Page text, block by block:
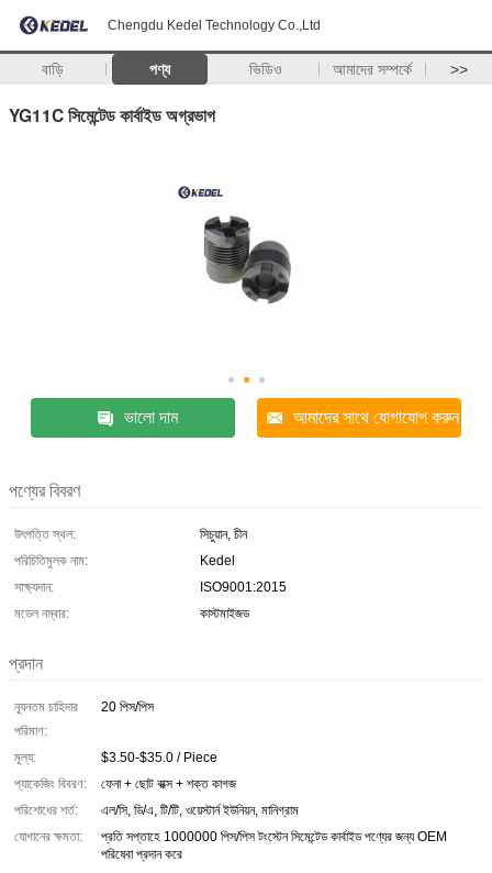
Chengdu Kedel Technology Co.,Ltd
বাড়ি পণ্য ভিডিও আমাদের সম্পর্কে >>
YG11C সিমেন্টেড কার্বাইড অগ্রভাগ
ভালো দাম আমাদের সাথে যোগাযোগ করুন
পণ্যের বিবরণ
উৎপত্তি স্থল:
সিচুয়ান, চীন
পরিচিতিমুলক নাম:
Kedel
সাক্ষ্যদান:
ISO9001:2015
মডেল নম্বার:
কাস্টমাইজড
প্রদান
ন্যূনতম চাহিদার
পরিমাণ:
20 পিস/পিস
মূল্য:
$3.50-$35.0 / Piece
প্যাকেজিং বিবরণ:
ফেনা + ছোট বাক্স + শক্ত কাগজ
পরিশোধের শর্ত:
এল/সি, ডি/এ, টি/টি, ওয়েস্টার্ন ইউনিয়ন, মানিগ্রাম
যোগানের ক্ষমতা:
প্রতি সপ্তাহে 1000000 পিস/পিস টংস্টেন সিমেন্টেড কার্বাইড পণ্যের জন্য OEM
পরিষেবা প্রদান করে